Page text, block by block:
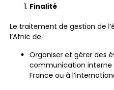
Finalité
Le traitement de gestion de
l’Afnic de :
Organiser et gérer des
communication interne
France ou à